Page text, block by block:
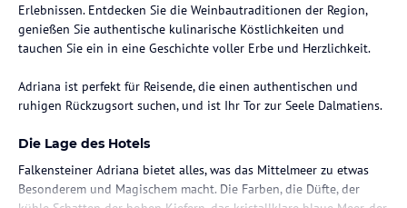
Erlebnissen. Entdecken Sie die Weinbautraditionen der Region,
genießen Sie authentische kulinarische Köstlichkeiten und
tauchen Sie ein in eine Geschichte voller Erbe und Herzlichkeit.
Adriana ist perfekt für Reisende, die einen authentischen und
ruhigen Rückzugsort suchen, und ist Ihr Tor zur Seele Dalmatiens.
Die Lage des Hotels
Falkensteiner Adriana bietet alles, was das Mittelmeer zu etwas
Besonderem und Magischem macht. Die Farben, die Düfte, der